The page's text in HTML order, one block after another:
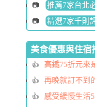
推薦7家台北
精選7家千則
美食優惠與住宿
高鐵75折元來
再晚就訂不到
感受緩慢生活